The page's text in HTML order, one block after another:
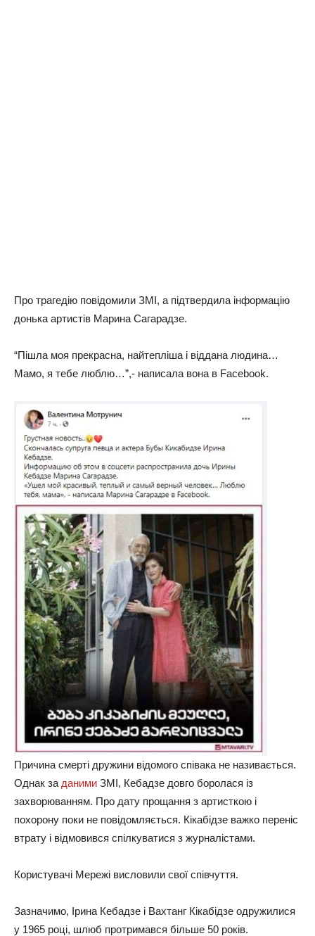
Про трагедію повідомили ЗМІ, а підтвердила інформацію
донька артистів Марина Сагарадзе.
“Пішла моя прекрасна, найтепліша і віддана людина…
Мамо, я тебе люблю…”,- написала вона в Facebook.
Причина смерті дружини відомого співака не називається.
Однак за даними ЗМІ, Кебадзе довго боролася із
захворюванням. Про дату прощання з артисткою і
похорону поки не повідомляється. Кікабідзе важко переніс
втрату і відмовився спілкуватися з журналістами.
Користувачі Мережі висловили свої співчуття.
Зазначимо, Ірина Кебадзе і Вахтанг Кікабідзе одружилися
у 1965 році, шлюб протримався більше 50 років.